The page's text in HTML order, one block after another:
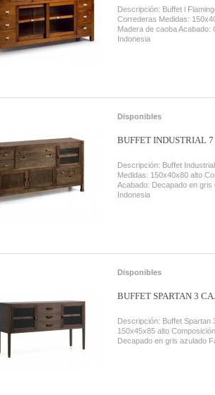
Descripción: Buffet l
Correderas Medidas:
Madera de caoba Acabado:
Indonesia
Disponibles
BUFFET INDUSTRIAL 7
Descripción: Buffet
Medidas: 150x40x80 alto
Acabado: Decapado en
Indonesia
Disponibles
BUFFET SPARTAN 3
Descripción: Buffet Spartan
150x45x85 alto
Decapado en gris azulado